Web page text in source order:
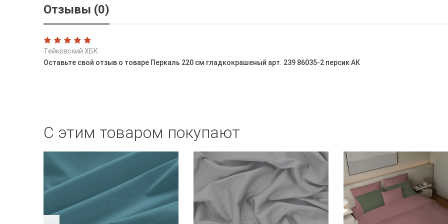
Отзывы (0)
Тейковский ХБК
Оставьте свой отзыв о товаре Перкаль 220 см гладкокрашеный арт. 239 86035-2 персик АК
С этим товаром покупают